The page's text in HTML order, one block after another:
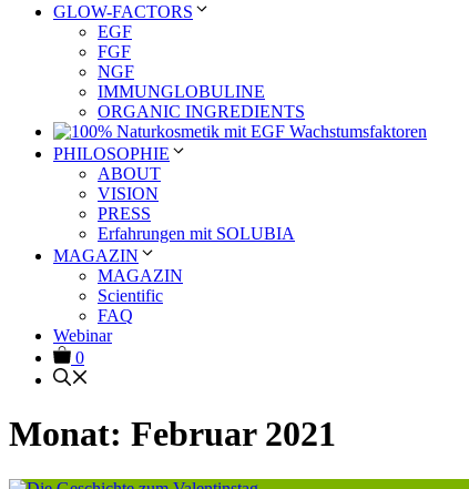
GLOW-FACTORS
EGF
FGF
NGF
IMMUNGLOBULINE
ORGANIC INGREDIENTS
PHILOSOPHIE
ABOUT
VISION
PRESS
Erfahrungen mit SOLUBIA
MAGAZIN
MAGAZIN
Scientific
FAQ
Webinar
0
Monat: Februar 2021